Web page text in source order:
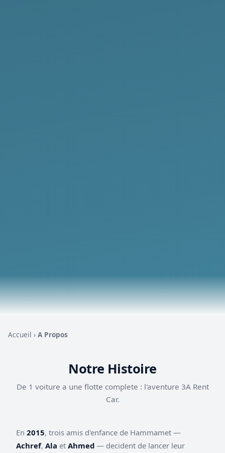
Accueil › A Propos
Notre Histoire
De 1 voiture a une flotte complete : l'aventure 3A Rent
Car.
En 2015, trois amis d'enfance de Hammamet —
Achref, Ala et Ahmed — decident de lancer leur